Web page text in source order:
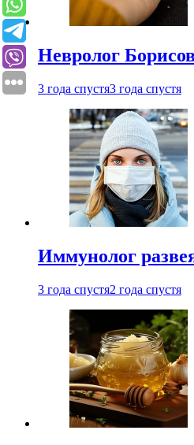
Невролог
3 года спустя3 года спустя
Иммунолог
3 года спустя2 года спустя